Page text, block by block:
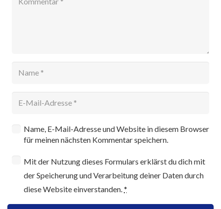
Name, E-Mail-Adresse und Website in diesem Browser
für meinen nächsten Kommentar speichern.
Mit der Nutzung dieses Formulars erklärst du dich mit
der Speicherung und Verarbeitung deiner Daten durch
diese Website einverstanden.*